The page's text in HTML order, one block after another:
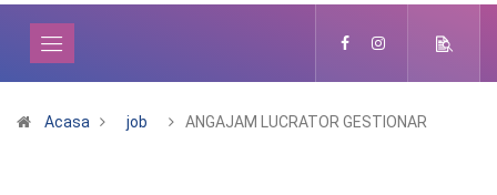
Acasa job ANGAJAM LUCRATOR GESTIONAR